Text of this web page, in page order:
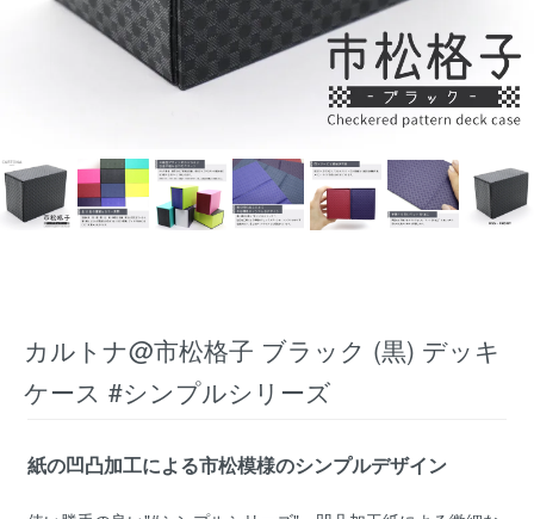
カルトナ@市松格子 ブラック (黒) デッキ
ケース #シンプルシリーズ
紙の凹凸加工による市松模様のシンプルデザイン